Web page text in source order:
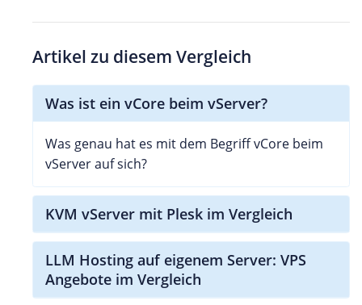
Artikel zu diesem Vergleich
Was ist ein vCore beim vServer?
Was genau hat es mit dem Begriff vCore beim
vServer auf sich?
KVM vServer mit Plesk im Vergleich
LLM Hosting auf eigenem Server: VPS
Angebote im Vergleich